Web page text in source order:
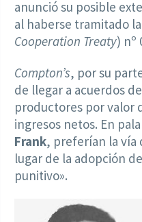
anunció su posible
al haberse tramitado
Cooperation Treaty) nº
Compton’s, por su
de llegar a acuerdos
productores por valor
ingresos netos. En
Frank, preferían la vía
lugar de la adopción
punitivo».